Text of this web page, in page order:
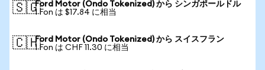
🇸🇬Ford Motor (Ondo Tokenized) から シンガポールドル
1 Fon は $17.84 に相当
🇨🇭Ford Motor (Ondo Tokenized) から スイスフラン
1 Fon は CHF 11.30 に相当